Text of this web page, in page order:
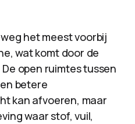
het meest voorbij
wat komt door de
open ruimtes tussen
betere
kan afvoeren, maar
waar stof, vuil,